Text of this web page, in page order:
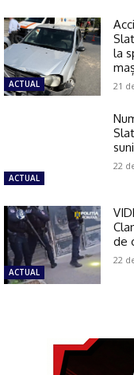
ACTUAL
la
21
ACTUAL
22
ACTUAL
de
22